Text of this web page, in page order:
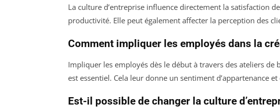
La culture d’entreprise influence directement la satisfaction
productivité. Elle peut également affecter la perception des
Comment impliquer les employés dans la
Impliquer les employés dès le début à travers des ateliers
est essentiel. Cela leur donne un sentiment d’appartenance
Est-il possible de changer la culture